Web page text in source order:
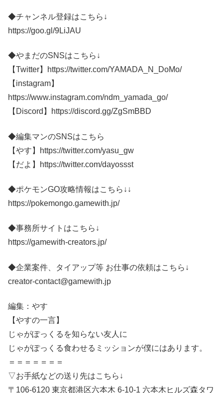
◆チャンネル登録はこちら↓
https://goo.gl/9LiJAU
◆やまだのSNSはこちら↓
【Twitter】https://twitter.com/YAMADA_N_DoMo/
【instagram】
https://www.instagram.com/ndm_yamada_go/
【Discord】https://discord.gg/ZgSmBBD
◆編集マンのSNSはこちら
【やす】https://twitter.com/yasu_gw
【だよ】https://twitter.com/dayossst
◆ポケモンGO攻略情報はこちら↓↓
https://pokemongo.gamewith.jp/
◆事務所サイトはこちら↓
https://gamewith-creators.jp/
◆企業案件、タイアップ等 お仕事の依頼はこちら↓
creator-contact@gamewith.jp
編集：やす
【やすの一言】
じゃがぽっくるを知らない友人に
じゃがぽっくる食わせるミッションが僕にはあります。
＝＝＝＝＝＝＝
▽お手紙などの送り先はこちら↓
〒106-6120 東京都港区六本木 6-10-1 六本木ヒルズ森タワ